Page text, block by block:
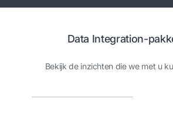
Data Integration-
Bekijk de inzichten die we met u